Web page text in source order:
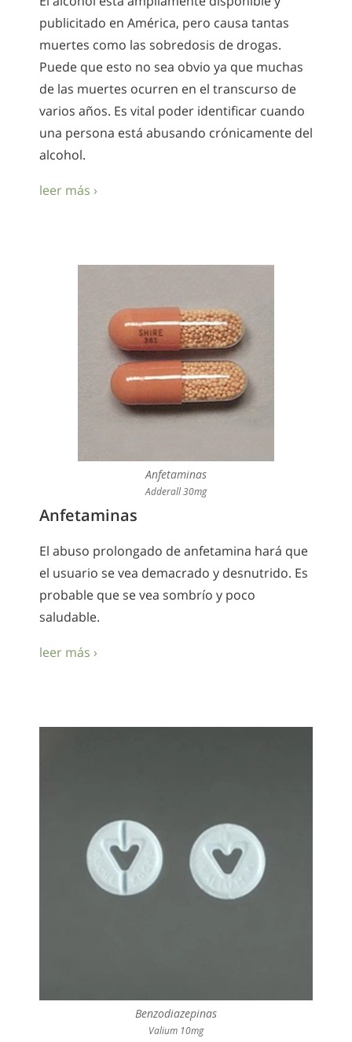
publicitado en América, pero causa tantas
muertes como las sobredosis de drogas.
Puede que esto no sea obvio ya que muchas
de las muertes ocurren en el transcurso de
varios años. Es vital poder identificar cuando
una persona está abusando crónicamente del
alcohol.
leer más ›
Anfetaminas
Adderall 30mg
Anfetaminas
El abuso prolongado de anfetamina hará que
el usuario se vea demacrado y desnutrido. Es
probable que se vea sombrío y poco
saludable.
leer más ›
Benzodiazepinas
Valium 10mg